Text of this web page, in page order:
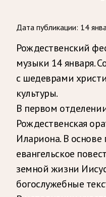
Дата публикации: 14
Рождественский
музыки 14 января.
с шедеврами
культуры.
В первом
Рождественская
Илариона. В
евангельское
земной жизни
богослужебные